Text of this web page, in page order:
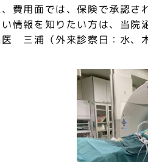
費用面では、保険で承認さ
情報を知りたい方は、当院
医 三浦（外来診察日：水、